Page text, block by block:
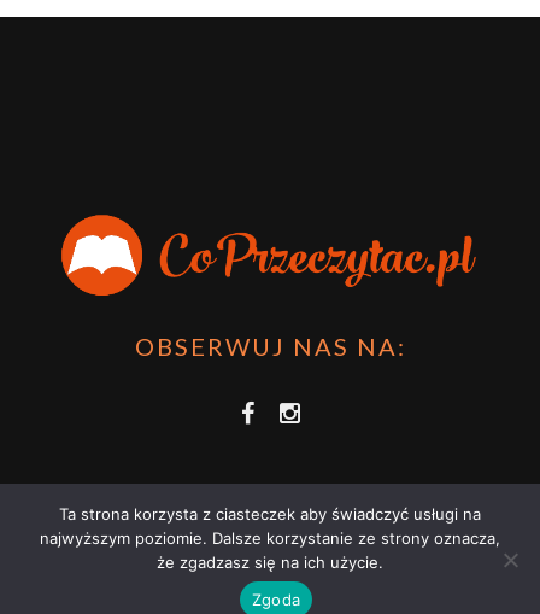
OBSERWUJ NAS NA:
COPRZECZYTAĆ.PL 2021 | STRONA WYKORZYSTUJE PLIKI COOKIES |
POLITYKĄ PRYWATNOŚCI
Ta strona korzysta z ciasteczek aby świadczyć usługi na
najwyższym poziomie. Dalsze korzystanie ze strony oznacza,
że zgadzasz się na ich użycie.
Zgoda